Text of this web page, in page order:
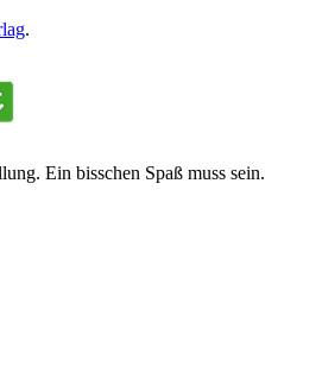
.
Ein bisschen Spaß muss sein.